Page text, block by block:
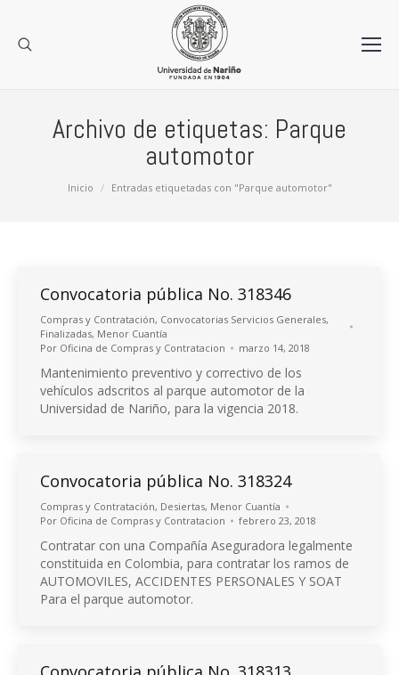
Archivo de etiquetas: Parque
automotor
Estás aquí:Inicio Entradas etiquetadas con "Parque automotor"
Convocatoria pública No. 318346
Compras y Contratación, Convocatorias Servicios Generales,
Finalizadas, Menor Cuantía
Por Oficina de Compras y Contratacion marzo 14, 2018
Mantenimiento preventivo y correctivo de los
vehículos adscritos al parque automotor de la
Universidad de Nariño, para la vigencia 2018.
Convocatoria pública No. 318324
Compras y Contratación, Desiertas, Menor Cuantía
Por Oficina de Compras y Contratacion febrero 23, 2018
Contratar con una Compañía Aseguradora legalmente
constituida en Colombia, para contratar los ramos de
AUTOMOVILES, ACCIDENTES PERSONALES Y SOAT
Para el parque automotor.